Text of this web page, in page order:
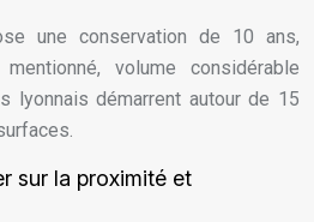
une conservation de 10 ans,
volume considérable
lyonnais démarrent autour de 15
sur la proximité et